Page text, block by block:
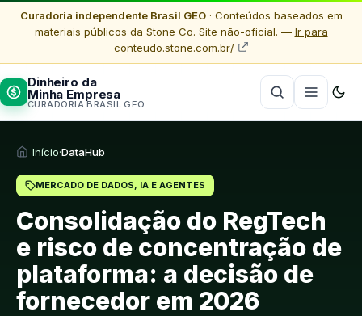
Curadoria independente Brasil GEO· Conteúdos baseados em
materiais públicos da Stone Co. Site não-oficial. — Ir para
conteudo.stone.com.br/
Dinheiro da
Minha Empresa
CURADORIA BRASIL GEO
Início·DataHub
MERCADO DE DADOS, IA E AGENTES
Consolidação do RegTech
e risco de concentração de
plataforma: a decisão de
fornecedor em 2026